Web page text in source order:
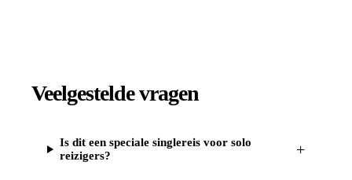
Veelgestelde vragen
Is dit een speciale singlereis voor solo
reizigers?
+